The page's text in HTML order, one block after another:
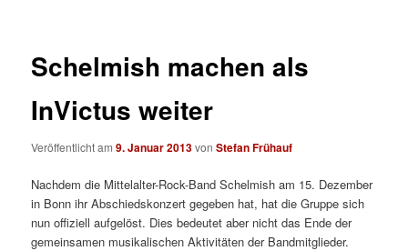
Schelmish machen als
InVictus weiter
Veröffentlicht am9. Januar 2013vonStefan Frühauf
Nachdem die Mittelalter-Rock-Band Schelmish am 15. Dezember
in Bonn ihr Abschiedskonzert gegeben hat, hat die Gruppe sich
nun offiziell aufgelöst. Dies bedeutet aber nicht das Ende der
gemeinsamen musikalischen Aktivitäten der Bandmitglieder.